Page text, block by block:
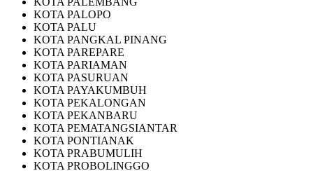
KOTA PALOPO
KOTA PALU
KOTA PANGKAL PINANG
KOTA PAREPARE
KOTA PARIAMAN
KOTA PASURUAN
KOTA PAYAKUMBUH
KOTA PEKALONGAN
KOTA PEKANBARU
KOTA PEMATANGSIANTAR
KOTA PONTIANAK
KOTA PRABUMULIH
KOTA PROBOLINGGO